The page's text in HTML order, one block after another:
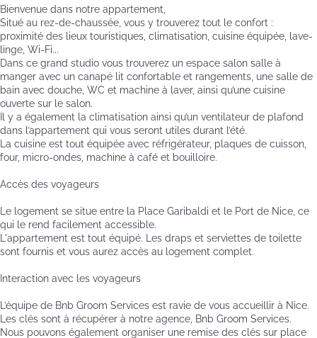
Bienvenue dans notre appartement,
Situé au rez-de-chaussée, vous y trouverez tout le confort :
proximité des lieux touristiques, climatisation, cuisine équipée, lave-
linge, Wi-Fi...
Dans ce grand studio vous trouverez un espace salon salle à
manger avec un canapé lit confortable et rangements, une salle de
bain avec douche, WC et machine à laver, ainsi qu’une cuisine
ouverte sur le salon.
Il y a également la climatisation ainsi qu’un ventilateur de plafond
dans l’appartement qui vous seront utiles durant l’été.
La cuisine est tout équipée avec réfrigérateur, plaques de cuisson,
four, micro-ondes, machine à café et bouilloire.
Accès des voyageurs
Le logement se situe entre la Place Garibaldi et le Port de Nice, ce
qui le rend facilement accessible.
L'appartement est tout équipé. Les draps et serviettes de toilette
sont fournis et vous aurez accès au logement complet.
Interaction avec les voyageurs
L’équipe de Bnb Groom Services est ravie de vous accueillir à Nice.
Les clés sont à récupérer à notre agence, Bnb Groom Services.
Nous pouvons également organiser une remise des clés sur place